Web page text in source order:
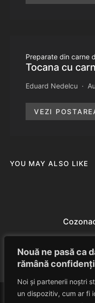
Nouă ne pasă ca
rămână
Noi și partenerii noștri
un dispozitiv, cum ar fi
Preparate din carne
Tocana cu
Eduard Nedelcu
VEZI
YOU MAY ALSO LIKE
Eduard